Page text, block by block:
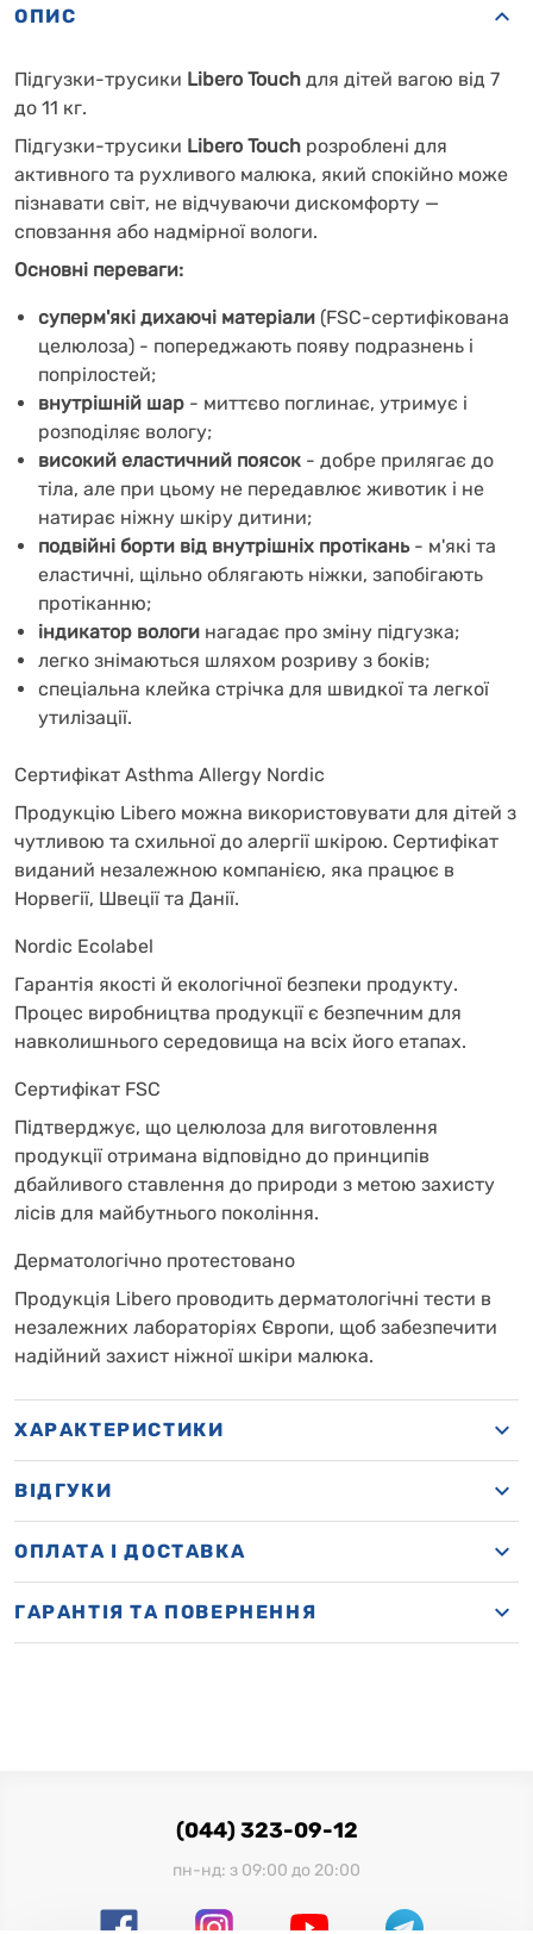
ОПИС
Підгузки-трусики Libero Touch для дітей вагою від 7
до 11 кг.
Підгузки-трусики Libero Touch розроблені для
активного та рухливого малюка, який спокійно може
пізнавати світ, не відчуваючи дискомфорту —
сповзання або надмірної вологи.
Основні переваги:
суперм'які дихаючі матеріали (FSC-сертифікована
целюлоза) - попереджають появу подразнень і
попрілостей;
внутрішній шар - миттєво поглинає, утримує і
розподіляє вологу;
високий еластичний поясок - добре прилягає до
тіла, але при цьому не передавлює животик і не
натирає ніжну шкіру дитини;
подвійні борти від внутрішніх протікань- м'які та
еластичні, щільно облягають ніжки, запобігають
протіканню;
індикатор вологи нагадає про зміну підгузка;
легко знімаються шляхом розриву з боків;
спеціальна клейка стрічка для швидкої та легкої
утилізації.
Сертифікат Asthma Allergy Nordic
Продукцію Libero можна використовувати для дітей з
чутливою та схильної до алергії шкірою. Сертифікат
виданий незалежною компанією, яка працює в
Норвегії, Швеції та Данії.
Nordic Ecolabel
Гарантія якості й екологічної безпеки продукту.
Процес виробництва продукції є безпечним для
навколишнього середовища на всіх його етапах.
Сертифікат FSC
Підтверджує, що целюлоза для виготовлення
продукції отримана відповідно до принципів
дбайливого ставлення до природи з метою захисту
лісів для майбутнього покоління.
Дерматологічно протестовано
Продукція Libero проводить дерматологічні тести в
незалежних лабораторіях Європи, щоб забезпечити
надійний захист ніжної шкіри малюка.
ХАРАКТЕРИСТИКИ
ВІДГУКИ
OПЛАТА І ДОСТАВКА
ГАРАНТІЯ ТА ПОВЕРНЕННЯ
(044) 323-09-12
пн-нд: з 09:00 до 20:00